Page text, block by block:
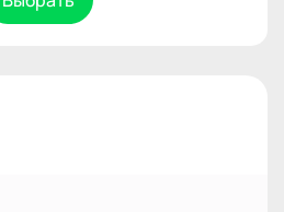
Лодочный-2 5.0